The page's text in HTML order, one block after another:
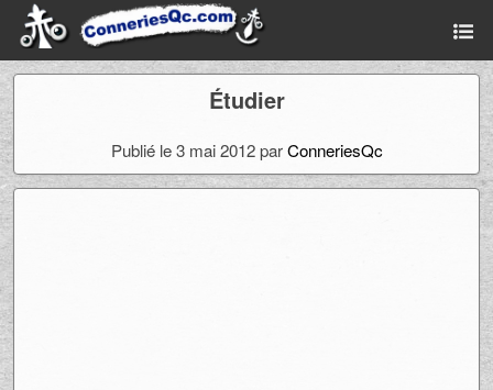
Étudier
Publié le 3 mai 2012 parConneriesQc